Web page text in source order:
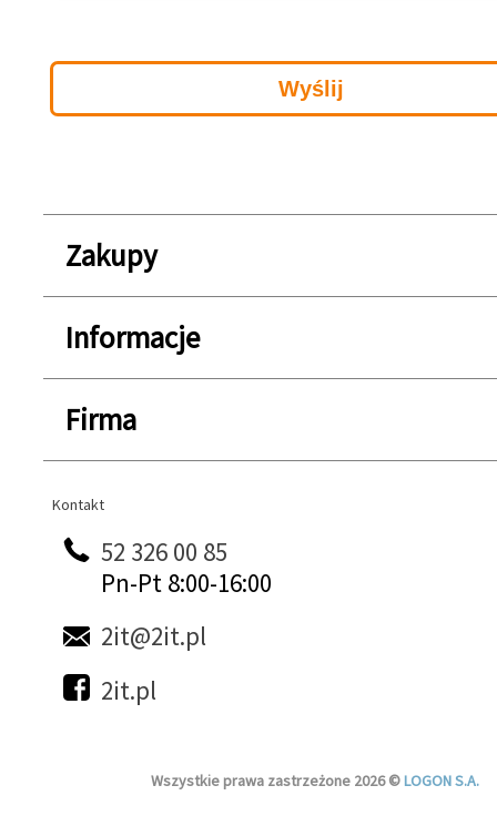
Zakupy
Informacje
Firma
Kontakt
Kontakt
52 326 00 85
Pn-Pt 8:00-16:00
2it@2it.pl
2it.pl
Wszystkie prawa zastrzeżone 2026 ©LOGON S.A.